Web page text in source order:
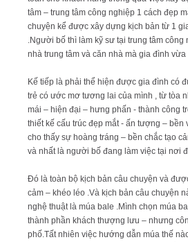
tâm – trung tâm công nghiệp 1 cách đẹp
chuyện kể được xây dựng kịch bản từ 1
.Người bố thì làm kỹ sư tại trung tâm
nhà trung tâm và căn nhà mà gia đình
Kế tiếp là phải thể hiện được gia đình có
trẻ có ước mơ tương lai của mình , từ tòa
mái – hiện đại – hưng phấn - thành công
thiết kế cấu trúc đẹp mắt - ấn tượng –
cho thấy sự hoàng tráng – bền chắc tạo
và nhất là người bố đang làm việc tại nơi
Đó là toàn bộ kịch bản câu chuyện và
cảm – khéo léo .Và kịch bản câu chuyện
nghệ thuật là múa bale .Mình chọn múa
thành phần khách thượng lưu – nhưng
phố.Tất nhiên việc hướng dẫn múa thế